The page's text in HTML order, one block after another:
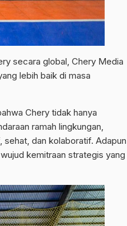
secara global, Chery Media
lebih baik di masa
Chery tidak hanya
ramah lingkungan,
dan kolaboratif. Adapun
kemitraan strategis yang